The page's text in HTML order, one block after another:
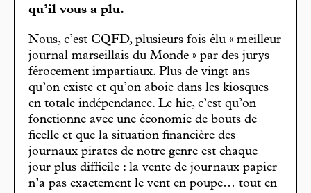
qu’il vous a plu.
Nous, c’est CQFD, plusieurs fois élu « meilleur
journal marseillais du Monde » par des jurys
férocement impartiaux. Plus de vingt ans
qu’on existe et qu’on aboie dans les kiosques
en totale indépendance. Le hic, c’est qu’on
fonctionne avec une économie de bouts de
ficelle et que la situation financière des
journaux pirates de notre genre est chaque
jour plus difficile : la vente de journaux papier
n’a pas exactement le vent en poupe… tout en